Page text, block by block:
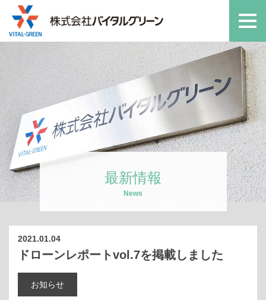
最新情報
News
2021.01.04
ドローンレポートvol.7を掲載しました
お知らせ